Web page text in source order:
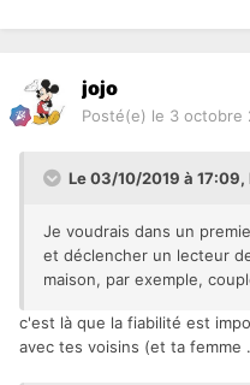
jojo
Posté(e) le 3 octobre
Le 03/10/2019 à 17:09,
Je voudrais dans un
et déclencher un lecteur
maison, par exemple,
c'est là que la fiabilité est
avec tes voisins (et ta femme